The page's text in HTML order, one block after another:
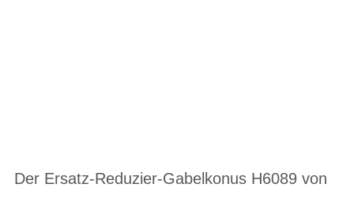
Der Ersatz-Reduzier-Gabelkonus H6089 von